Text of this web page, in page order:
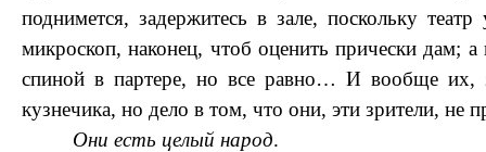
поднимется, задержитесь в зале, поскольку
микроскоп, наконец, чтоб оценить прически дам;
спиной в партере, но все равно… И вообще их,
кузнечика, но дело в том, что они, эти зрители, не
Они есть целый народ.